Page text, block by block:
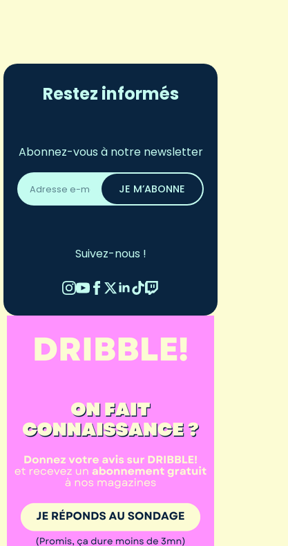
Restez informés
Abonnez-vous à notre newsletter
Adresse
email
*
JE M’ABONNE
Suivez-nous !